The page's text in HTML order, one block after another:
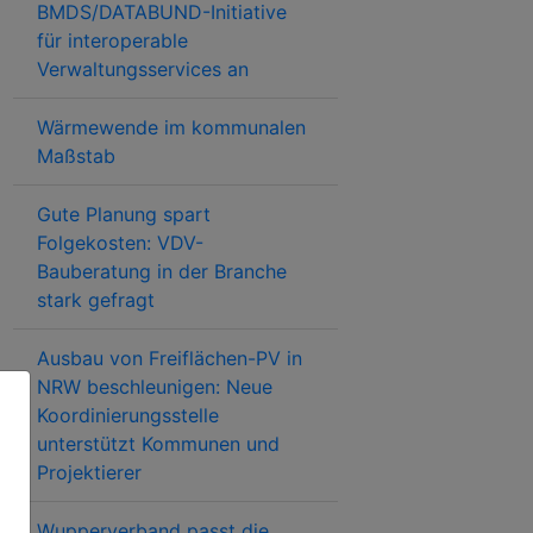
BMDS/DATABUND-Initiative
für interoperable
Verwaltungsservices an
Wärmewende im kommunalen
Maßstab
Gute Planung spart
Folgekosten: VDV-
Bauberatung in der Branche
stark gefragt
Ausbau von Freiflächen-PV in
NRW beschleunigen: Neue
Koordinierungsstelle
unterstützt Kommunen und
Projektierer